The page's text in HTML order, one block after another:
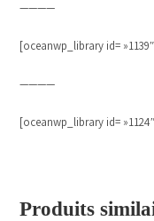
————
[oceanwp_library id=
————
[oceanwp_library id=
Produits